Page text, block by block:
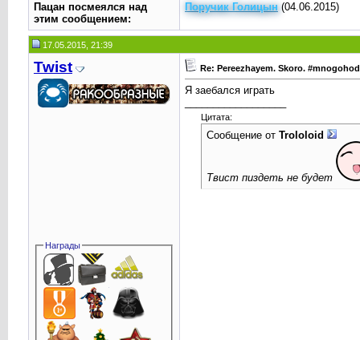
Пацан посмеялся над
этим сообщением:
Поручик Голицын(04.06.2015)
17.05.2015, 21:39
Twist
Награды
Re: Pereezhayem. Skoro.
Я заебался играть
Цитата:
Сообщение от Trolоloid
Твист пиздеть не будет